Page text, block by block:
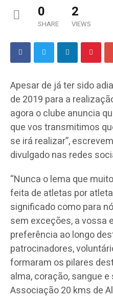
0
SHARE
2
VIEWS
Apesar de já ter sido
de 2019 para a
agora o clube anuncia
que vos transmitimos
se irá realizar”,
divulgado nas redes
“Nunca o lema que
feita de atletas por
significado como para
sem exceções, a vossa
preferência ao longo
patrocinadores,
formaram os pilares
alma, coração, sangue e
Associação 20 kms de